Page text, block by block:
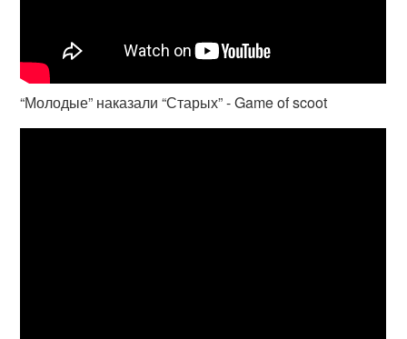
“Молодые” наказали “Старых” - Game of scoot